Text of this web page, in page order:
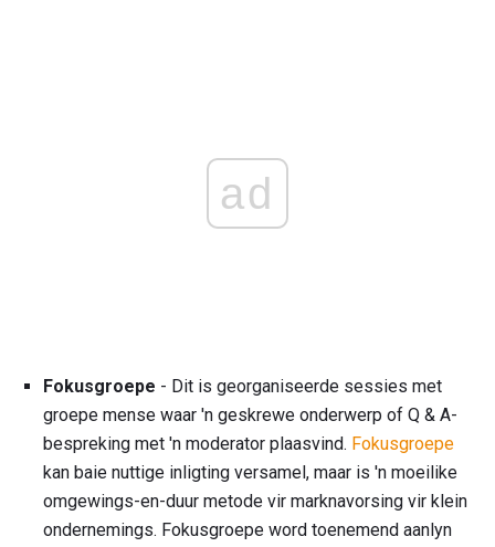
ad
Fokusgroepe - Dit is georganiseerde sessies met
groepe mense waar 'n geskrewe onderwerp of Q & A-
bespreking met 'n moderator plaasvind. Fokusgroepe
kan baie nuttige inligting versamel, maar is 'n moeilike
omgewings-en-duur metode vir marknavorsing vir klein
ondernemings. Fokusgroepe word toenemend aanlyn